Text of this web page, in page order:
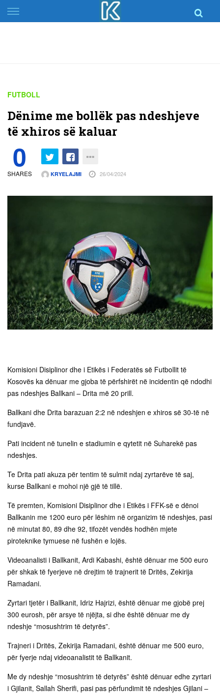
Skip
to
FUTBOLL
Dënime me bollëk pas ndeshjeve
të xhiros së kaluar
0
SHARES KRYELAJMI 26/04/2024
Komisioni Disiplinor dhe i Etikës i Federatës së Futbollit të
Kosovës ka dënuar me gjoba të përfshirët në incidentin që ndodhi
pas ndeshjes Ballkani – Drita më 20 prill.
Ballkani dhe Drita barazuan 2:2 në ndeshjen e xhiros së 30-të në
fundjavë.
Pati incident në tunelin e stadiumin e qytetit në Suharekë pas
ndeshjes.
Te Drita pati akuza për tentim të sulmit ndaj zyrtarëve të saj,
kurse Ballkani e mohoi një gjë të tillë.
Të premten, Komisioni Disiplinor dhe i Etikës i FFK-së e dënoi
Ballkanin me 1200 euro për lëshim në organizim të ndeshjes, pasi
në minutat 80, 89 dhe 92, tifozët vendës hodhën mjete
piroteknike tymuese në fushën e lojës.
Videoanalisti i Ballkanit, Ardi Kabashi, është dënuar me 500 euro
për shkak të fyerjeve në drejtim të trajnerit të Dritës, Zekirija
Ramadani.
Zyrtari tjetër i Ballkanit, Idriz Hajrizi, është dënuar me gjobë prej
300 eurosh, për arsye të njëjta, si dhe është dënuar me dy
ndeshje “mosushtrim të detyrës”.
Trajneri i Dritës, Zekirija Ramadani, është dënuar me 500 euro,
për fyerje ndaj videoanalistit të Ballkanit.
Me dy ndeshje “mosushtrim të detyrës” është dënuar edhe zyrtari
i Gjilanit, Sallah Sherifi, pasi pas përfundimit të ndeshjes Gjilani –